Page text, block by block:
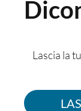
Lascia la